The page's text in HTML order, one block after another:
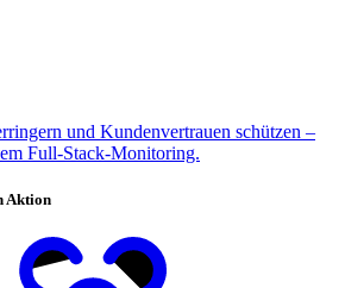
und Kundenvertrauen schützen –
Full-Stack-Monitoring.
Aktion